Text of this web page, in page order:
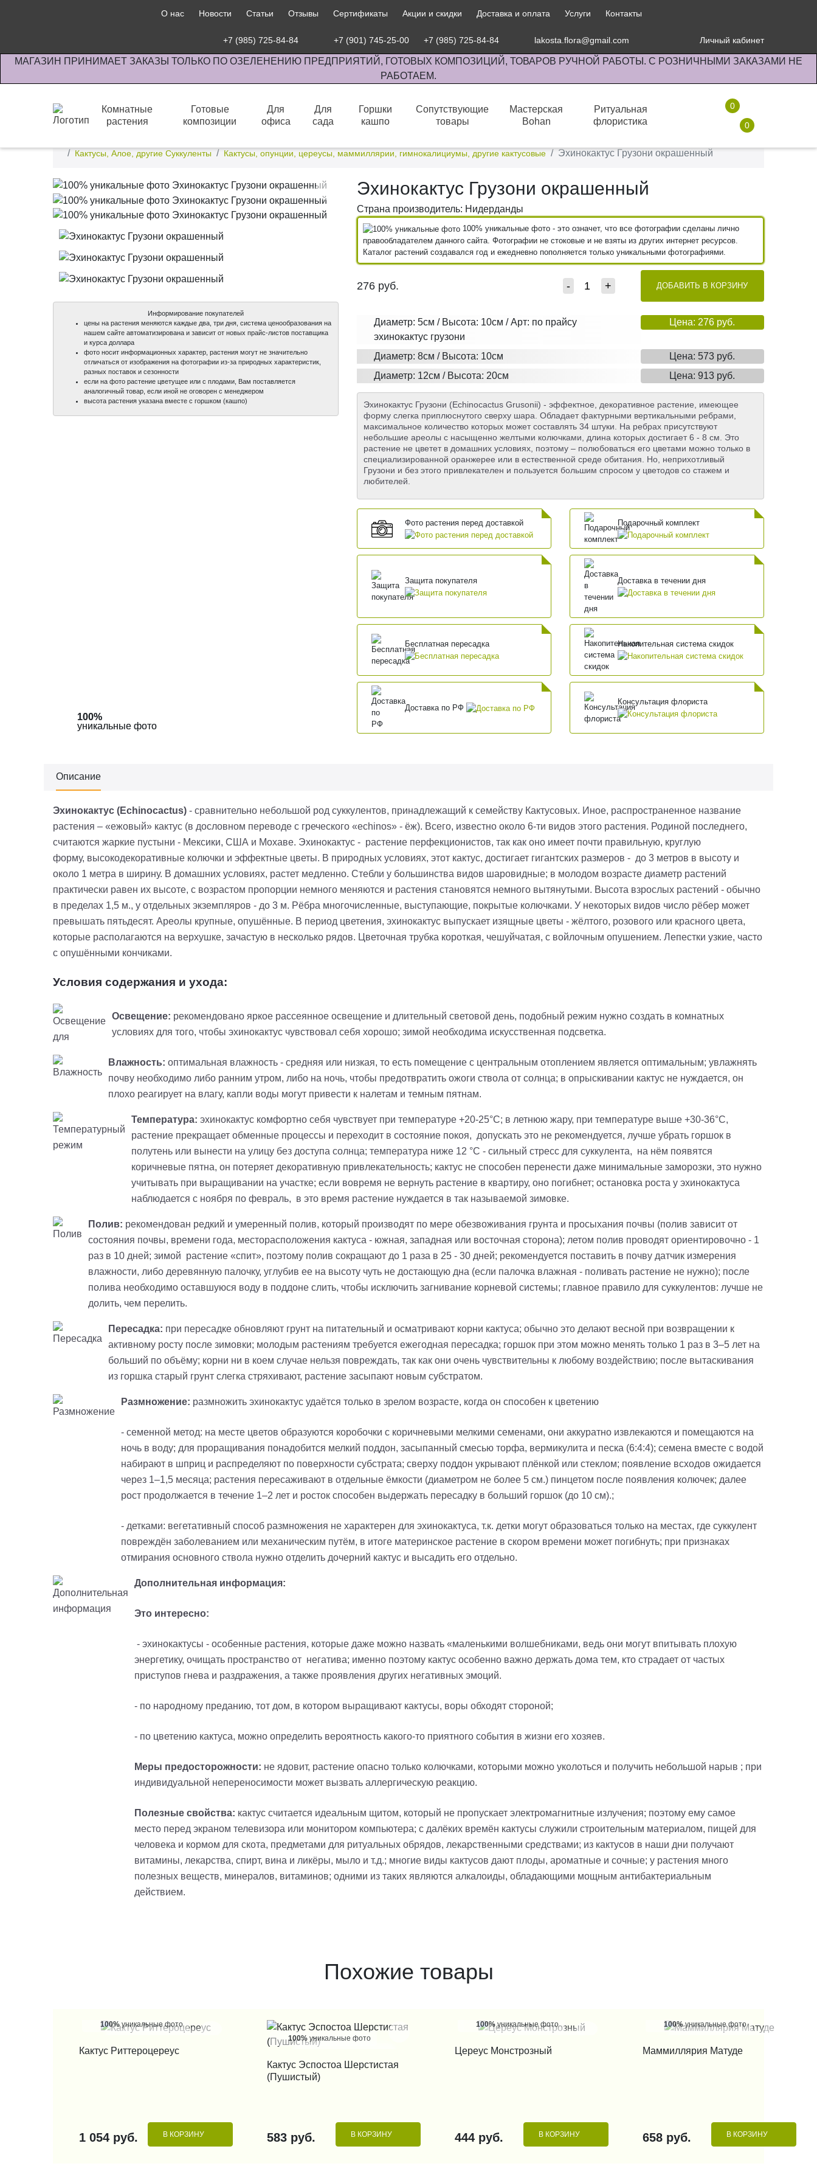
О нас Новости Статьи Отзывы Сертификаты Акции и скидки Доставка и оплата Услуги Контакты
+7 (985) 725-84-84 +7 (901) 745-25-00 +7 (985) 725-84-84 lakosta.flora@gmail.com Личный кабинет
МАГАЗИН ПРИНИМАЕТ ЗАКАЗЫ ТОЛЬКО ПО ОЗЕЛЕНЕНИЮ ПРЕДПРИЯТИЙ, ГОТОВЫХ КОМПОЗИЦИЙ, ТОВАРОВ РУЧНОЙ РАБОТЫ. С РОЗНИЧНЫМИ ЗАКАЗАМИ НЕ
РАБОТАЕМ.
Комнатные
растения
Готовые
композиции
Для
офиса
Для
сада
Горшки
кашпо
Сопутствующие
товары
Мастерская
Bohan
Ритуальная
флористика
0
0
Кактусы, Алое, другие Суккуленты
Кактусы, опунции, цереусы, маммиллярии, гимнокалициумы, другие кактусовые Эхинокактус Грузони окрашенный
100%
уникальные фото
100%
уникальные фото
100%
уникальные фото
Информирование покупателей
цены на растения меняются каждые два, три дня, система ценообразования на
нашем сайте автоматизирована и зависит от новых прайс-листов поставщика
и курса доллара
фото носит информационных характер, растения могут не значительно
отличаться от изображения на фотографии из-за природных характеристик,
разных поставок и сезонности
если на фото растение цветущее или с плодами, Вам поставляется
аналогичный товар, если иной не оговорен с менеджером
высота растения указана вместе с горшком (кашпо)
Эхинокактус Грузони окрашенный
Страна производитель: Нидерданды
100% уникальные фото - это означет, что все фотографии сделаны лично
правообладателем данного сайта. Фотографии не стоковые и не взяты из других интернет ресурсов.
Каталог растений создавался год и ежедневно пополняется только уникальными фотографиями.
276 руб. - + ДОБАВИТЬ В КОРЗИНУ
Диаметр: 5см / Высота: 10см / Арт: по прайсу
эхинокактус грузони
Цена: 276 руб.
Диаметр: 8см / Высота: 10см
Цена: 573 руб.
Диаметр: 12см / Высота: 20см
Цена: 913 руб.
Эхинокактус Грузони (Echinocactus Grusonii) - эффектное, декоративное растение, имеющее
форму слегка приплюснутого сверху шара. Обладает фактурными вертикальными ребрами,
максимальное количество которых может составлять 34 штуки. На ребрах присутствуют
небольшие ареолы с насыщенно желтыми колючками, длина которых достигает 6 - 8 см. Это
растение не цветет в домашних условиях, поэтому – полюбоваться его цветами можно только в
специализированной оранжерее или в естественной среде обитания. Но, неприхотливый
Грузони и без этого привлекателен и пользуется большим спросом у цветодов со стажем и
любителей.
Фото растения перед доставкой Подарочный комплект
Защита покупателя Доставка в течении дня
Бесплатная пересадка Накопительная система скидок
Доставка по РФ
Консультация флориста
Описание
Эхинокактус (Echinocactus) - сравнительно небольшой род суккулентов, принадлежащий к семейству Кактусовых. Иное, распространенное название
растения – «ежовый» кактус (в дословном переводе с греческого «echinos» - ёж). Всего, известно около 6-ти видов этого растения. Родиной последнего,
считаются жаркие пустыни - Мексики, США и Мохаве. Эхинокактус - растение перфекционистов, так как оно имеет почти правильную, круглую
форму, высокодекоративные колючки и эффектные цветы. В природных условиях, этот кактус, достигает гигантских размеров - до 3 метров в высоту и
около 1 метра в ширину. В домашних условиях, растет медленно. Стебли у большинства видов шаровидные; в молодом возрасте диаметр растений
практически равен их высоте, с возрастом пропорции немного меняются и растения становятся немного вытянутыми. Высота взрослых растений - обычно
в пределах 1,5 м., у отдельных экземпляров - до 3 м. Рёбра многочисленные, выступающие, покрытые колючками. У некоторых видов число рёбер может
превышать пятьдесят. Ареолы крупные, опушённые. В период цветения, эхинокактус выпускает изящные цветы - жёлтого, розового или красного цвета,
которые располагаются на верхушке, зачастую в несколько рядов. Цветочная трубка короткая, чешуйчатая, с войлочным опушением. Лепестки узкие, часто
с опушёнными кончиками.
Условия содержания и ухода:
Освещение: рекомендовано яркое рассеянное освещение и длительный световой день, подобный режим нужно создать в комнатных
условиях для того, чтобы эхинокактус чувствовал себя хорошо; зимой необходима искусственная подсветка.
Влажность: оптимальная влажность - средняя или низкая, то есть помещение с центральным отоплением является оптимальным; увлажнять
почву необходимо либо ранним утром, либо на ночь, чтобы предотвратить ожоги ствола от солнца; в опрыскивании кактус не нуждается, он
плохо реагирует на влагу, капли воды могут привести к налетам и темным пятнам.
Температура: эхинокактус комфортно себя чувствует при температуре +20-25°С; в летнюю жару, при температуре выше +30-36°С,
растение прекращает обменные процессы и переходит в состояние покоя, допускать это не рекомендуется, лучше убрать горшок в
полутень или вынести на улицу без доступа солнца; температура ниже 12 °С - сильный стресс для суккулента, на нём появятся
коричневые пятна, он потеряет декоративную привлекательность; кактус не способен перенести даже минимальные заморозки, это нужно
учитывать при выращивании на участке; если вовремя не вернуть растение в квартиру, оно погибнет; остановка роста у эхинокактуса
наблюдается с ноября по февраль, в это время растение нуждается в так называемой зимовке.
Полив: рекомендован редкий и умеренный полив, который производят по мере обезвоживания грунта и просыхания почвы (полив зависит от
состояния почвы, времени года, месторасположения кактуса - южная, западная или восточная сторона); летом полив проводят ориентировочно - 1
раз в 10 дней; зимой растение «спит», поэтому полив сокращают до 1 раза в 25 - 30 дней; рекомендуется поставить в почву датчик измерения
влажности, либо деревянную палочку, углубив ее на высоту чуть не достающую дна (если палочка влажная - поливать растение не нужно); после
полива необходимо оставшуюся воду в поддоне слить, чтобы исключить загнивание корневой системы; главное правило для суккулентов: лучше не
долить, чем перелить.
Пересадка: при пересадке обновляют грунт на питательный и осматривают корни кактуса; обычно это делают весной при возвращении к
активному росту после зимовки; молодым растениям требуется ежегодная пересадка; горшок при этом можно менять только 1 раз в 3–5 лет на
больший по объёму; корни ни в коем случае нельзя повреждать, так как они очень чувствительны к любому воздействию; после вытаскивания
из горшка старый грунт слегка стряхивают, растение засыпают новым субстратом.
Размножение: размножить эхинокактус удаётся только в зрелом возрасте, когда он способен к цветению
- семенной метод: на месте цветов образуются коробочки с коричневыми мелкими семенами, они аккуратно извлекаются и помещаются на
ночь в воду; для проращивания понадобится мелкий поддон, засыпанный смесью торфа, вермикулита и песка (6:4:4); семена вместе с водой
набирают в шприц и распределяют по поверхности субстрата; сверху поддон укрывают плёнкой или стеклом; появление всходов ожидается
через 1–1,5 месяца; растения пересаживают в отдельные ёмкости (диаметром не более 5 см.) пинцетом после появления колючек; далее
рост продолжается в течение 1–2 лет и росток способен выдержать пересадку в больший горшок (до 10 см).;
- детками: вегетативный способ размножения не характерен для эхинокактуса, т.к. детки могут образоваться только на местах, где суккулент
повреждён заболеванием или механическим путём, в итоге материнское растение в скором времени может погибнуть; при признаках
отмирания основного ствола нужно отделить дочерний кактус и высадить его отдельно.
Дополнительная информация:
Это интересно:
- эхинокактусы - особенные растения, которые даже можно назвать «маленькими волшебниками, ведь они могут впитывать плохую
энергетику, очищать пространство от негатива; именно поэтому кактус особенно важно держать дома тем, кто страдает от частых
приступов гнева и раздражения, а также проявления других негативных эмоций.
- по народному преданию, тот дом, в котором выращивают кактусы, воры обходят стороной;
- по цветению кактуса, можно определить вероятность какого-то приятного события в жизни его хозяев.
Меры предосторожности: не ядовит, растение опасно только колючками, которыми можно уколоться и получить небольшой нарыв ; при
индивидуальной непереносимости может вызвать аллергическую реакцию.
Полезные свойства: кактус считается идеальным щитом, который не пропускает электромагнитные излучения; поэтому ему самое
место перед экраном телевизора или монитором компьютера; с далёких времён кактусы служили строительным материалом, пищей для
человека и кормом для скота, предметами для ритуальных обрядов, лекарственными средствами; из кактусов в наши дни получают
витамины, лекарства, спирт, вина и ликёры, мыло и т.д.; многие виды кактусов дают плоды, ароматные и сочные; у растения много
полезных веществ, минералов, витаминов; одними из таких являются алкалоиды, обладающими мощным антибактериальным
действием.
Похожие товары
100%уникальные фото
Кактус Риттероцереус
1 054 руб. В КОРЗИНУ
100% уникальные фото
КУПИТЬ В 1 КЛИК
Кактус Эспостоа Шерстистая
(Пушистый)
583 руб. В КОРЗИНУ
100%уникальные фото
Цереус Монстрозный
444 руб. В КОРЗИНУ
100%уникальные фото
Маммиллярия Матуде
658 руб. В КОРЗИНУ